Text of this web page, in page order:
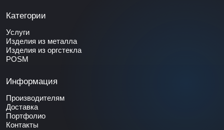
Категории
Услуги
Изделия из металла
Изделия из оргстекла
POSM
Информация
Производителям
Доставка
Портфолио
Контакты